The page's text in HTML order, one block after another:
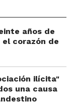
años de
corazón de
ilícita"
una causa